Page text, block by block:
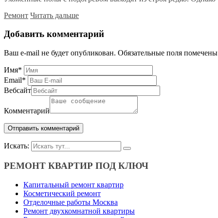
Ремонт Читать дальше
Добавить комментарий
Ваш e-mail не будет опубликован. Обязательные поля
Имя*
Email*
Вебсайт
Комментарий
Искать:
РЕМОНТ КВАРТИР ПОД КЛЮЧ
Капитальный ремонт квартир
Косметический ремонт
Отделочные работы Москва
Ремонт двухкомнатной квартиры